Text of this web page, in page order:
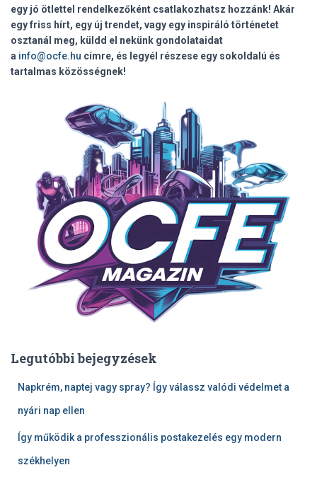
egy jó ötlettel rendelkezőként csatlakozhatsz hozzánk! Akár
egy friss hírt, egy új trendet, vagy egy inspiráló történetet
osztanál meg, küldd el nekünk gondolataidat
a info@ocfe.hu címre, és legyél részese egy sokoldalú és
tartalmas közösségnek!
Legutóbbi bejegyzések
Napkrém, naptej vagy spray? Így válassz valódi védelmet a
nyári nap ellen
Így működik a professzionális postakezelés egy modern
székhelyen